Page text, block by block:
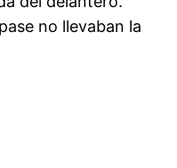
no llevaban la